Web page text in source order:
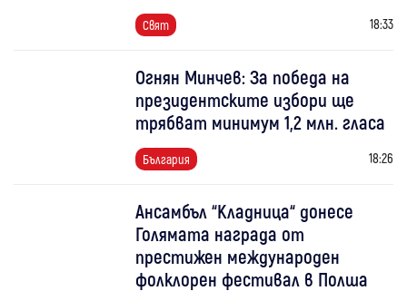
Свят 18:33
Огнян Минчев: За победа на
президентските избори ще
трябват минимум 1,2 млн. гласа
България 18:26
Ансамбъл “Кладница“ донесе
Голямата награда от
престижен международен
фолклорен фестивал в Полша